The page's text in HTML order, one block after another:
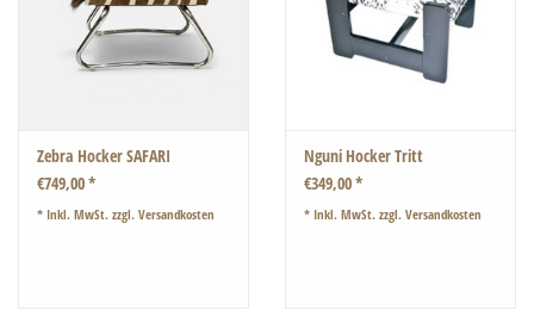
Zebra Hocker SAFARI
€749,00 *
* Inkl. MwSt. zzgl. Versandkosten
Nguni Hocker Tritt
€349,00 *
* Inkl. MwSt. zzgl. Versandkosten